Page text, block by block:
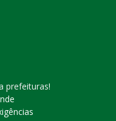
prefeituras!